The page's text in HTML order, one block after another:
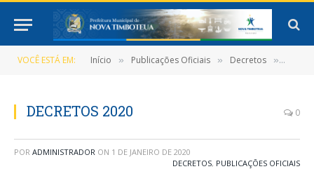
VOCÊ ESTÁ EM: Início » Publicações Oficiais » Decretos »
DECRETOS 2020 0
POR ADMINISTRADOR ON 1 DE JANEIRO DE 2020
DECRETOS, PUBLICAÇÕES OFICIAIS